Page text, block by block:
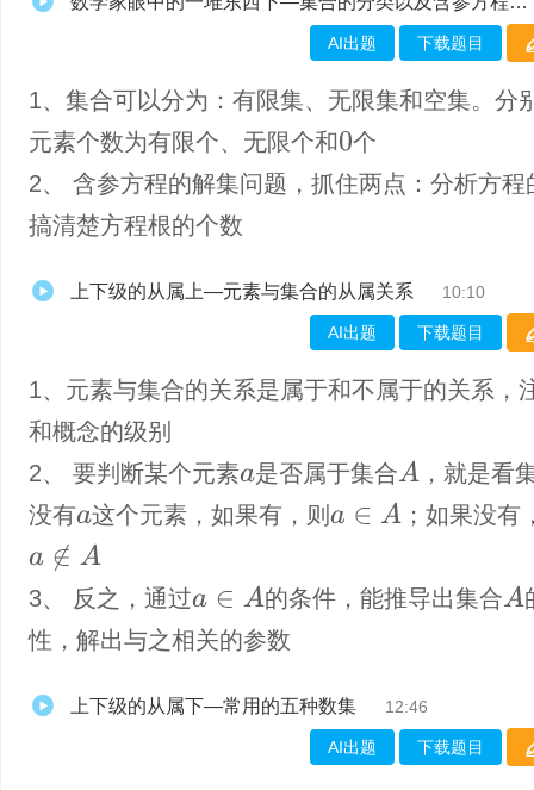
AI出题 下载题目
1、集合可以分为：有限集、无限集和空集。分
元素个数为有限个、无限个和0 个
2、 含参方程的解集问题，抓住两点：分析方程
搞清楚方程根的个数
上下级的从属上—元素与集合的从属关系 10:10
AI出题 下载题目
1、元素与集合的关系是属于和不属于的关系，
和概念的级别
2、 要判断某个元素a 是否属于集合 A
，就是看
没有a 这个元素，如果有，则 a∈ A ；如果没有
a∉ A
3、 反之，通过a∈ A 的条件，能推导出集合 A
性，解出与之相关的参数
上下级的从属下—常用的五种数集 12:46
AI出题 下载题目